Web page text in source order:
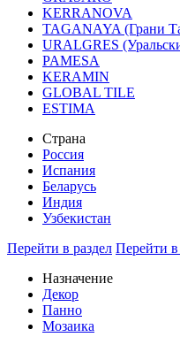
KERRANOVA
TAGANAYA (Грани
URALGRES
PAMESA
KERAMIN
GLOBAL TILE
ESTIMA
Страна
Россия
Испания
Беларусь
Индия
Узбекистан
Перейти в раздел Перейти в
Назначение
Декор
Панно
Мозаика